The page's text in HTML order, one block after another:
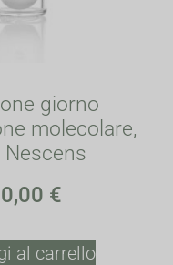
giorno
molecolare,
Nescens
€
al carrello